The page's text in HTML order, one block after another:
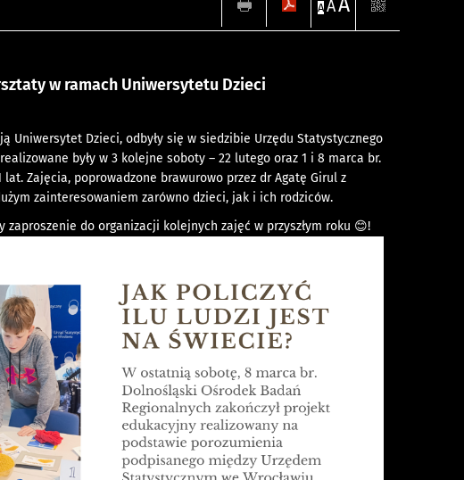
A AA
w ramach Uniwersytetu Dzieci
Uniwersytet Dzieci, odbyły się w siedzibie Urzędu Statystycznego
były w 3 kolejne soboty – 22 lutego oraz 1 i 8 marca br.
Zajęcia, poprowadzone brawurowo przez dr Agatę Girul z
zainteresowaniem zarówno dzieci, jak i ich rodziców.
do organizacji kolejnych zajęć w przyszłym roku 😊!